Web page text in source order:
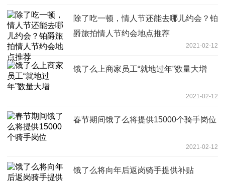
除了吃一顿，情人节还能去哪儿约会？铂
爵旅拍情人节约会地点推荐
2021-02-12
饿了么上商家员工“就地过年”数量大增
2021-02-12
春节期间饿了么将提供15000个骑手岗位
2021-02-12
饿了么将向年后返岗骑手提供补贴